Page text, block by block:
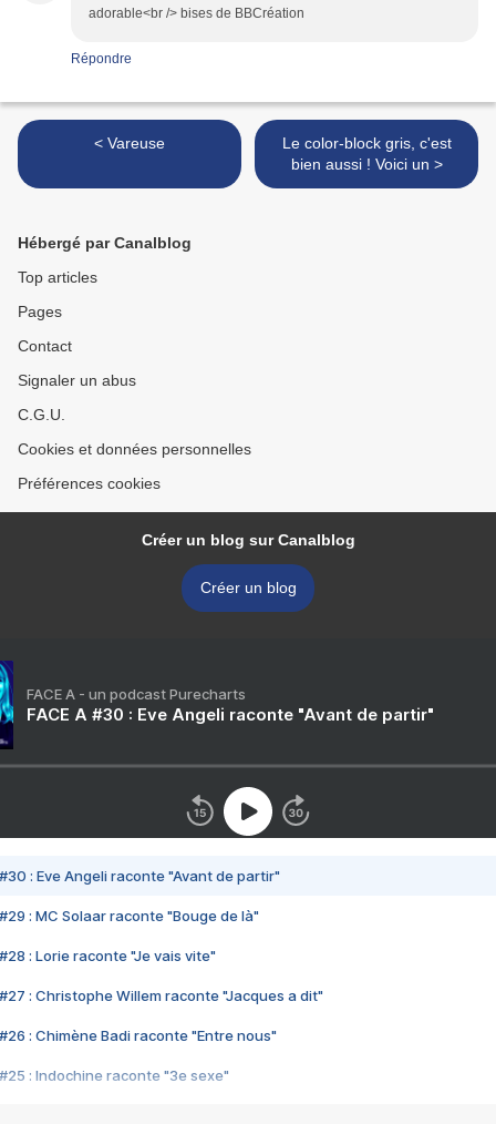
adorable<br /> bises de BBCréation
Répondre
< Vareuse
Le color-block gris, c'est
bien aussi ! Voici un >
Hébergé par Canalblog
Top articles
Pages
Contact
Signaler un abus
C.G.U.
Cookies et données personnelles
Préférences cookies
Créer un blog sur Canalblog
Créer un blog
FACE A - un podcast Purecharts
FACE A #30 : Eve Angeli raconte "Avant de partir"
#30 : Eve Angeli raconte "Avant de partir"
#29 : MC Solaar raconte "Bouge de là"
#28 : Lorie raconte "Je vais vite"
#27 : Christophe Willem raconte "Jacques a dit"
#26 : Chimène Badi raconte "Entre nous"
#25 : Indochine raconte "3e sexe"